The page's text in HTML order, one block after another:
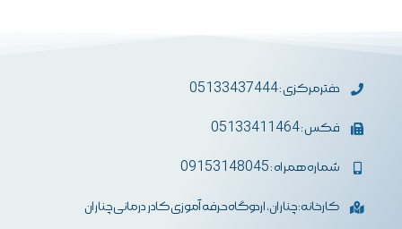
دفترمرکزی : 05133437444
فکس : 05133411464
شماره همراه : 09153148045
کارخانه: چناران، اردوگاه حرفه آموزی کادر درمانی چناران